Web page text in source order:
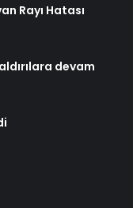
Rayı Hatası
devam